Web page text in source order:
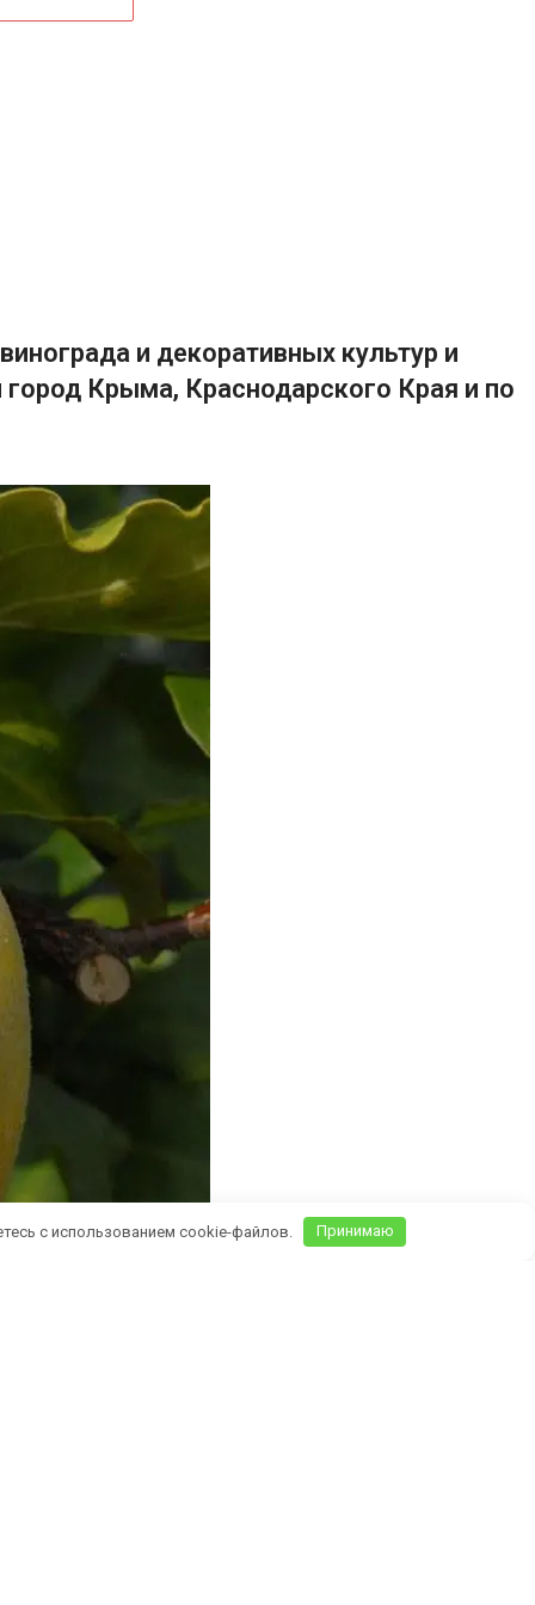
и декоративных культур и
Крыма, Краснодарского Края и по
с использованием cookie-файлов. Принимаю